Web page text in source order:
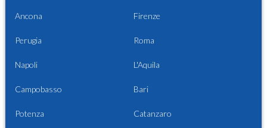
Ancona Firenze
Perugia Roma
Napoli L'Aquila
Campobasso Bari
Potenza Catanzaro